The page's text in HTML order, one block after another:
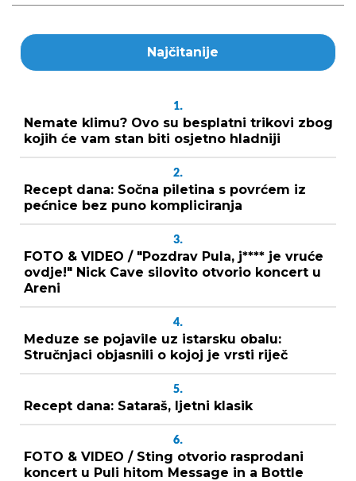
Najčitanije
1.
Nemate klimu? Ovo su besplatni trikovi zbog
kojih će vam stan biti osjetno hladniji
2.
Recept dana: Sočna piletina s povrćem iz
pećnice bez puno kompliciranja
3.
FOTO & VIDEO / "Pozdrav Pula, j**** je vruće
ovdje!" Nick Cave silovito otvorio koncert u
Areni
4.
Meduze se pojavile uz istarsku obalu:
Stručnjaci objasnili o kojoj je vrsti riječ
5.
Recept dana: Sataraš, ljetni klasik
6.
FOTO & VIDEO / Sting otvorio rasprodani
koncert u Puli hitom Message in a Bottle